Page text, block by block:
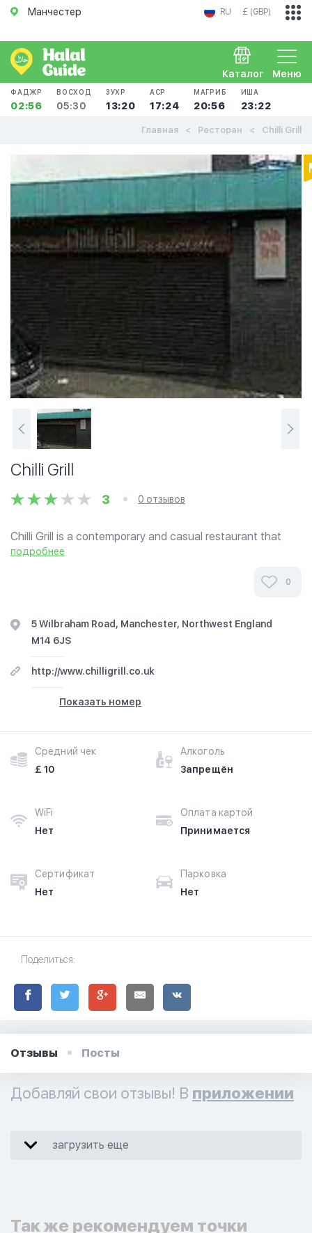
Манчестер RU £ (GBP)
Меню
Каталог
ФАДЖР
02:56
ВОСХОД
05:30
ЗУХР
13:20
АСР
17:24
МАГРИБ
20:56
ИША
23:22
Главная Ресторан Chilli Grill
Chilli Grill
3 0 отзывов
Chilli Grill is a contemporary and casual restaurant that
specialises in halal Peri Peri chicken and steak.
подробнее
0
5 Wilbraham Road, Manchester, Northwest England
M14 6JS
http://www.chilligrill.co.uk
Показать номер
Средний чек
£ 10
Алкоголь
Запрещён
WiFi
Нет
Оплата картой
Принимается
Сертификат
Нет
Парковка
Нет
Поделиться:
Отзывы Посты
Добавляй свои отзывы! В приложении
загрузить еще
Так же рекомендуем точки